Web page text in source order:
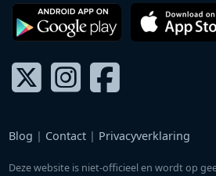
Blog | Contact | Privacyverklaring
Deze website is niet-officieel en wordt op